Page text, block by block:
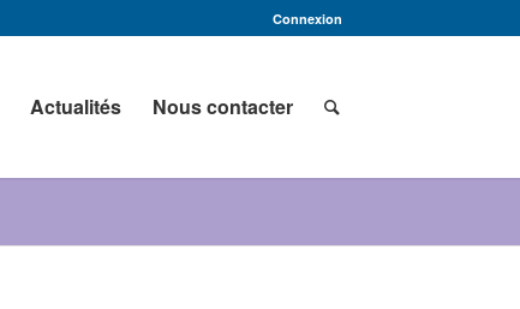
Connexion
Actualités Nous contacter